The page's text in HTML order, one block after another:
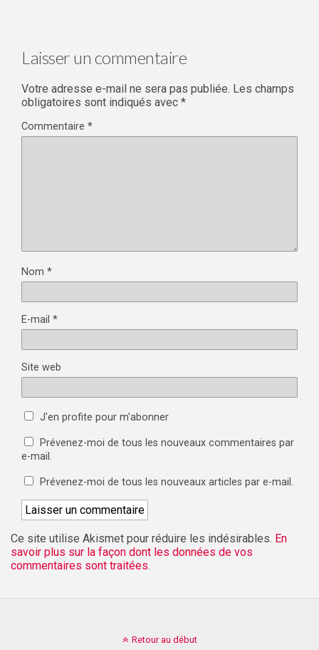
Laisser un commentaire
Votre adresse e-mail ne sera pas publiée. Les champs
obligatoires sont indiqués avec *
Commentaire *
Nom *
E-mail *
Site web
J'en profite pour m'abonner
Prévenez-moi de tous les nouveaux commentaires par
e-mail.
Prévenez-moi de tous les nouveaux articles par e-mail.
Ce site utilise Akismet pour réduire les indésirables. En
savoir plus sur la façon dont les données de vos
commentaires sont traitées.
Retour au début